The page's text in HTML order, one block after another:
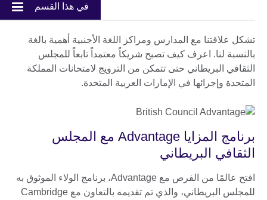
في هذا القسم
تشكل علاقتنا مع المدارس ومراكز اللغة الأجنبية أهمية بالغة
بالنسبة لنا. اعرف كيف تصبح شريكاً معتمداً تابعاً للمجلس
الثقافي البريطاني حتى تتمكن من الترويج لامتحانات المملكة
المتحدة وإجرائها في الإمارات العربية المتحدة.
برنامج المزايا Advantage مع المجلس
الثقافي البريطاني
افتح عالمًا من الفرص مع Advantage، برنامج الولاء الموثوق به
للمجلس البريطاني، والذي تم تقديمه بالتعاون مع Cambridge